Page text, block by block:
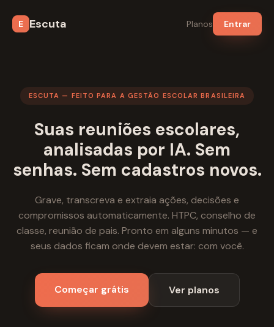
E Escuta Planos Entrar
ESCUTA — FEITO PARA A GESTÃO ESCOLAR BRASILEIRA
Suas reuniões escolares,
analisadas por IA. Sem
senhas. Sem cadastros novos.
Grave, transcreva e extraia ações, decisões e
compromissos automaticamente. HTPC, conselho de
classe, reunião de pais. Pronto em alguns minutos — e
seus dados ficam onde devem estar: com você.
Começar grátis Ver planos